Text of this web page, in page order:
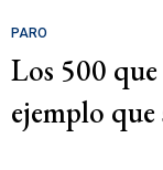
PARO
Los 500
ejemplo